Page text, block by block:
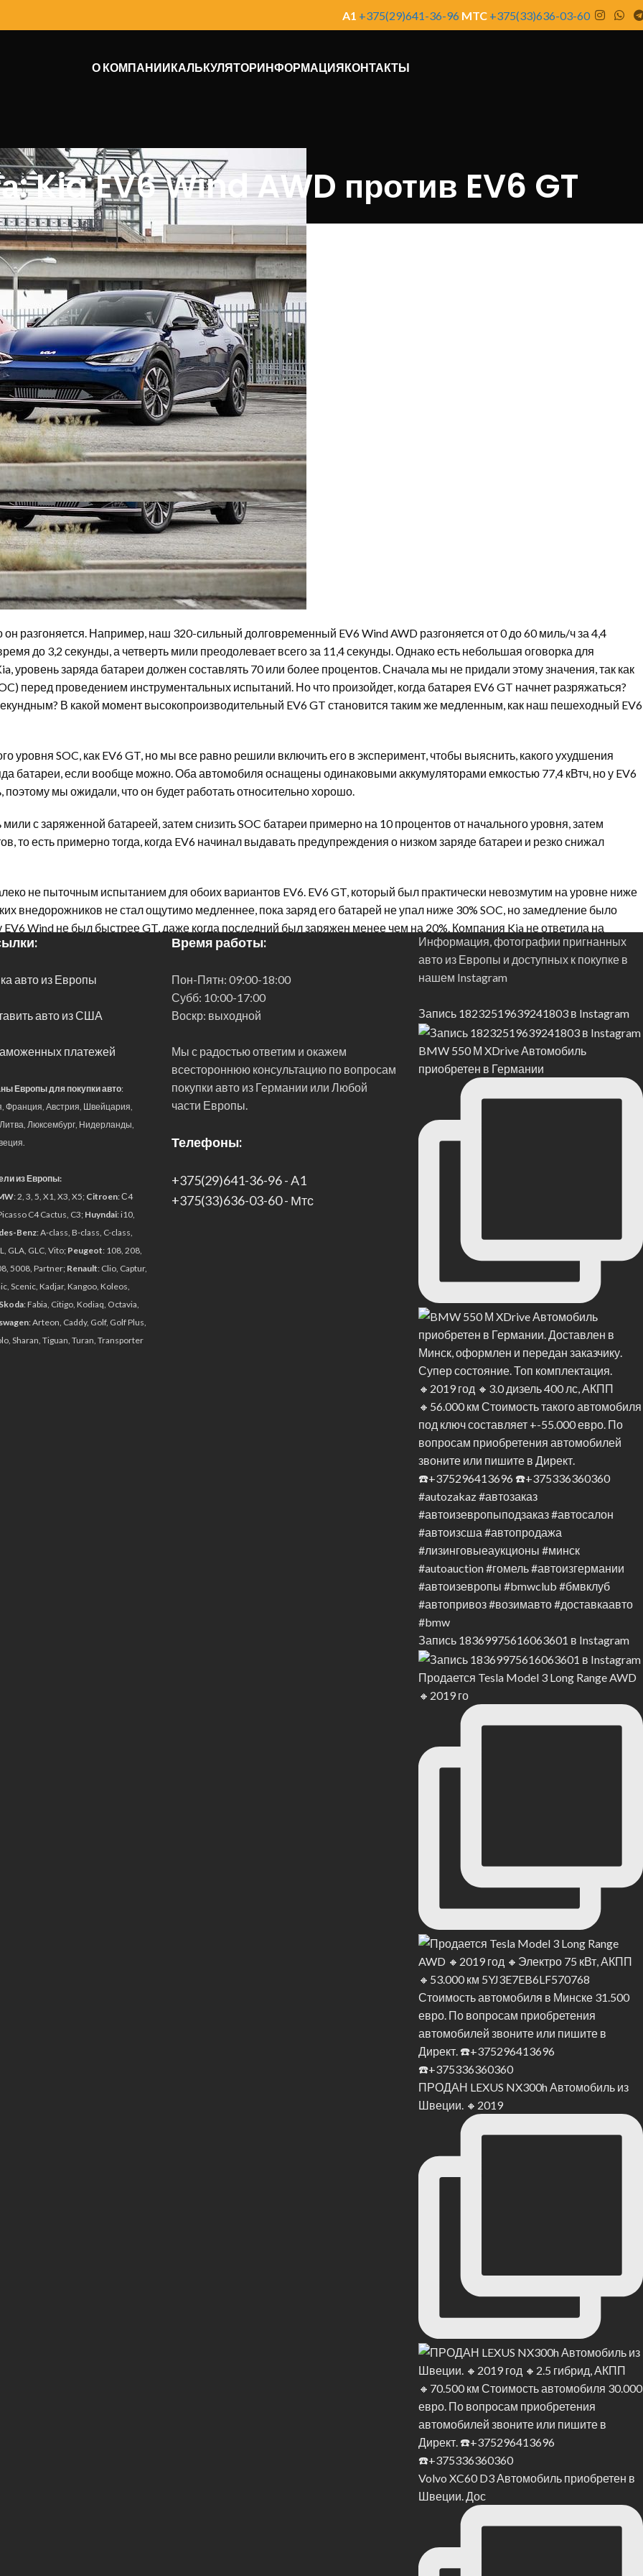
A1 +375(29)641-36-96 MTC +375(33)636-03-60
О КОМПАНИИКАЛЬКУЛЯТОРИНФОРМАЦИЯКОНТАКТЫ
Kia EV6 Wind AWD против EV6 GT
внедорожников влияет на ускорение.
разгоняется. Например, наш 320-сильный долговременный EV6 Wind AWD разгоняется от 0 до 60 миль/ч за 4,4
до 3,2 секунды, а четверть мили преодолевает всего за 11,4 секунды. Однако есть небольшая оговорка для
уровень заряда батареи должен составлять 70 или более процентов. Сначала мы не придали этому значения, так как
перед проведением инструментальных испытаний. Но что произойдет, когда батарея EV6 GT начнет разряжаться?
В какой момент высокопроизводительный EV6 GT становится таким же медленным, как наш пешеходный EV6
SOC, как EV6 GT, но мы все равно решили включить его в эксперимент, чтобы выяснить, какого ухудшения
батареи, если вообще можно. Оба автомобиля оснащены одинаковыми аккумуляторами емкостью 77,4 кВтч, но у EV6
мы ожидали, что он будет работать относительно хорошо.
с заряженной батареей, затем снизить SOC батареи примерно на 10 процентов от начального уровня, затем
то есть примерно тогда, когда EV6 начинал выдавать предупреждения о низком заряде батареи и резко снижал
не пыточным испытанием для обоих вариантов EV6. EV6 GT, который был практически невозмутим на уровне ниже
внедорожников не стал ощутимо медленнее, пока заряд его батарей не упал ниже 30% SOC, но замедление было
Wind не был быстрее GT, даже когда последний был заряжен менее чем на 20%. Компания Kia не ответила на
Возможно, долгий день горячих кругов на треке в теплый день? Звучит как пытка. Но мы сделаем все,
вы не можете пропустить
на новый уровеньСледующее поколение
потока в названии или дизайнеРазговор
очень, очень зол рядом с некоторыми кемпер-фургонами
электрический почти внедорожник
электрический внедорожник стал нашим 6-м EV
братья от одной матери
долговременного Lucid Air оставило нас в горячем и холодном состоянии
Обзор первого теста 2023 Mercedes-Benz GLC300 4Matic: Роскошь по приемлемой
цене?
авто из Европы
авто из США
платежей
Европы для покупки авто:
Франция, Австрия, Швейцария,
Люксембург, Нидерланды,
из Европы:
: 2, 3, 5, X1, X3, X5; Citroen: С4
C4 Cactus, C3; Huyndai: i10,
Benz: A-class, B-class, C-class,
GLA, GLC, Vito; Peugeot: 108, 208,
5008, Partner;Renault: Clio, Captur,
Scenic, Kadjar, Kangoo, Koleos,
Skoda: Fabia, Citigo, Kodiaq, Octavia,
: Arteon, Caddy, Golf, Golf Plus,
Sharan, Tiguan, Turan, Transporter
Время работы:
Пон-Пятн: 09:00-18:00
Субб: 10:00-17:00
Воскр: выходной
Мы с радостью ответим и окажем
всестороннюю консультацию по вопросам
покупки авто из Германии или Любой
части Европы.
Телефоны:
+375(29)641-36-96 - A1
+375(33)636-03-60 - Мтс
Информация, фотографии пригнанных
авто из Европы и доступных к покупке в
нашем Instagram
Запись 18232519639241803 в Instagram
BMW 550 М XDrive Автомобиль
приобретен в Германии
Запись 18369975616063601 в Instagram
Продается Tesla Model 3 Long Range AWD
🔸2019 го
ПРОДАН LEXUS NX300h Автомобиль из
Швеции. 🔸2019
Volvo XC60 D3 Автомобиль приобретен в
Швеции. Дос